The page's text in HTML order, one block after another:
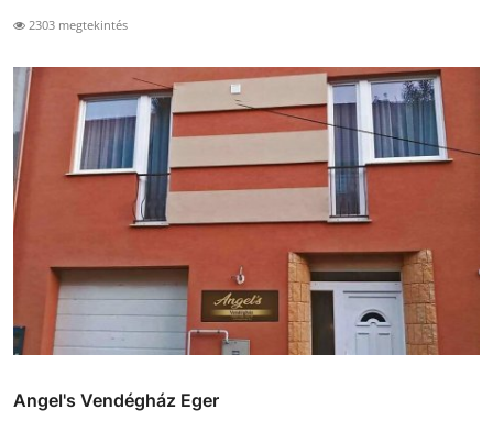
2303 megtekintés
Angel's Vendégház Eger